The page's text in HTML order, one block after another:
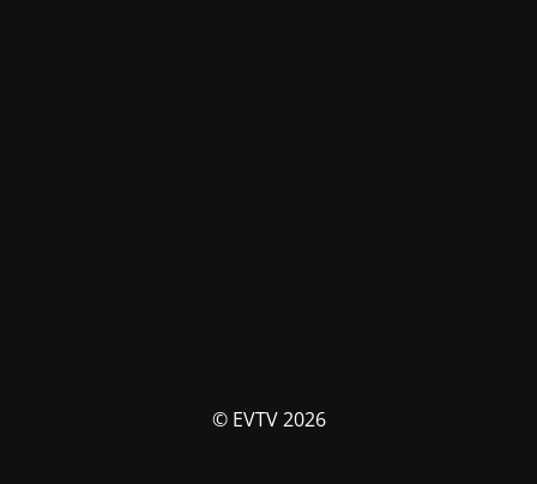
© EVTV 2026